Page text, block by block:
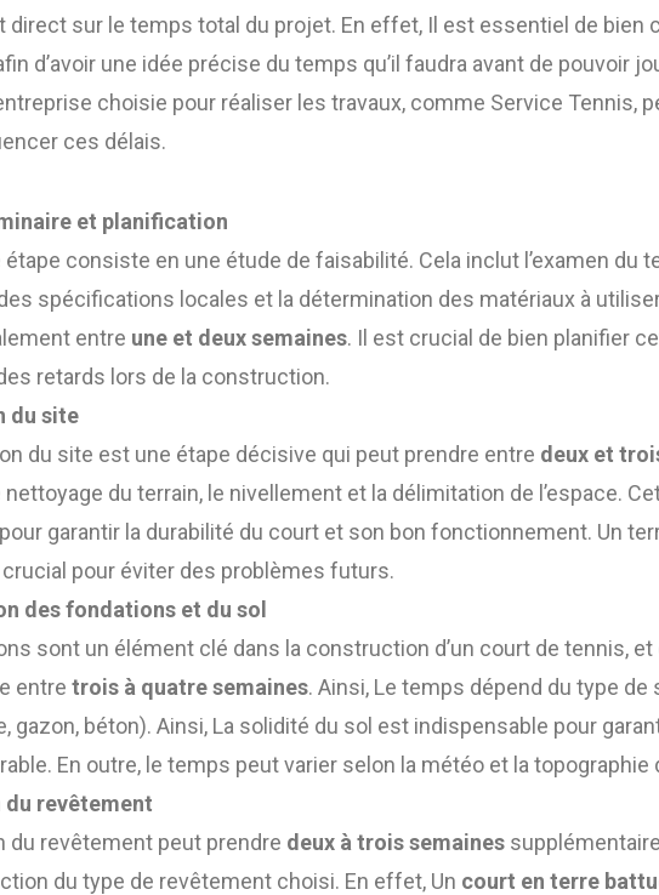
direct sur le temps total du projet. En effet, Il est essentiel de bien
d’avoir une idée précise du temps qu’il faudra avant de pouvoir
choisie pour réaliser les travaux, comme Service Tennis,
ces délais.
et planification
étape consiste en une étude de faisabilité. Cela inclut l’examen du
spécifications locales et la détermination des matériaux à
entre une et deux semaines. Il est crucial de bien planifier
retards lors de la construction.
du site
du site est une étape décisive qui peut prendre entre deux et
nettoyage du terrain, le nivellement et la délimitation de l’espace.
garantir la durabilité du court et son bon fonctionnement. Un
pour éviter des problèmes futurs.
des fondations et du sol
sont un élément clé dans la construction d’un court de tennis,
entre trois à quatre semaines. Ainsi, Le temps dépend du type de
gazon, béton). Ainsi, La solidité du sol est indispensable pour
En outre, le temps peut varier selon la météo et la topographie
revêtement
du revêtement peut prendre deux à trois semaines
du type de revêtement choisi. En effet, Un court en terre